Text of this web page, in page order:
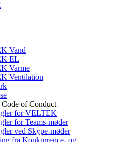
Vand
EL
Varme
Ventilation
of Conduct
for VELTEK
for Teams-møder
ved Skype-møder
fra Konkurrence- og